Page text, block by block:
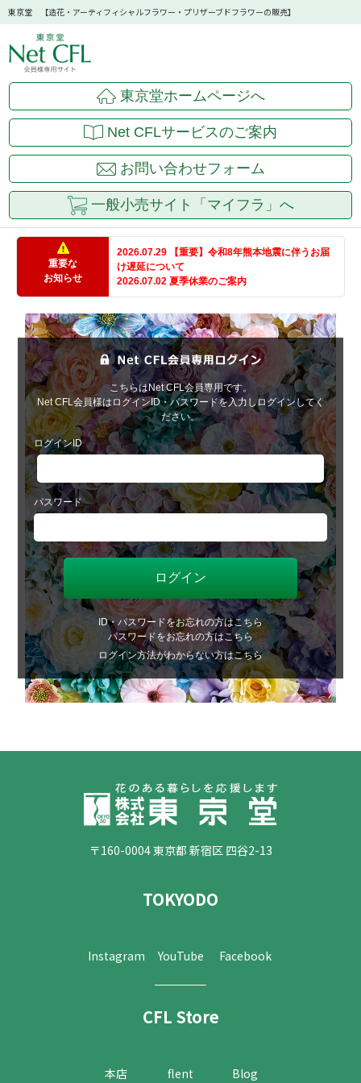
東京堂 【造花・アーティフィシャルフラワー・プリザーブドフラワーの販売】
東京堂ホームページへ
Net CFLサービスのご案内
お問い合わせフォーム
一般小売サイト「マイフラ」へ
重要な
お知らせ
2026.07.29 【重要】令和8年熊本地震に伴うお届
け遅延について
2026.07.02 夏季休業のご案内
こちらはNet CFL会員専用です。
Net CFL会員様はログインID・パスワードを入力しログインしてく
ださい。
ログインID
パスワード
ID・パスワードをお忘れの方はこちら
パスワードをお忘れの方はこちら
ログイン方法がわからない方はこちら
〒160-0004 東京都 新宿区 四谷2-13
TOKYODO
Instagram YouTube Facebook
CFL Store
本店 flent Blog